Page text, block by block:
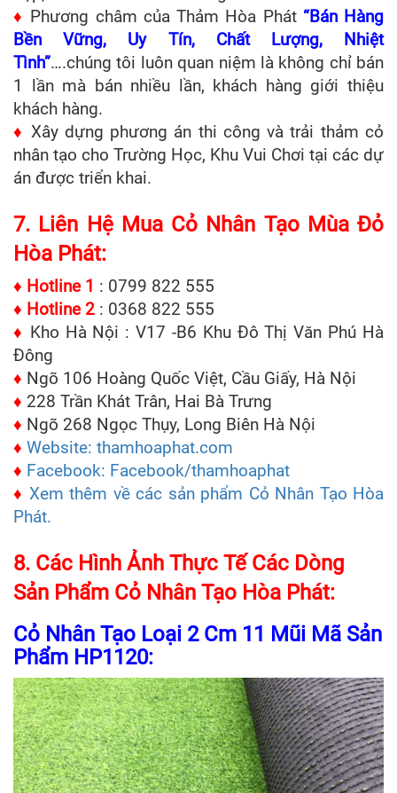
♦ Phương châm của Thảm Hòa Phát “Bán Hàng
Bền Vững, Uy Tín, Chất Lượng, Nhiệt
Tình”….chúng tôi luôn quan niệm là không chỉ bán
1 lần mà bán nhiều lần, khách hàng giới thiệu
khách hàng.
♦ Xây dựng phương án thi công và trải thảm cỏ
nhân tạo cho Trường Học, Khu Vui Chơi tại các dự
án được triển khai.
7. Liên Hệ Mua Cỏ Nhân Tạo Mùa Đỏ
Hòa Phát:
♦ Hotline 1 : 0799 822 555
♦ Hotline 2 : 0368 822 555
♦ Kho Hà Nội : V17 -B6 Khu Đô Thị Văn Phú Hà
Đông
♦ Ngõ 106 Hoàng Quốc Việt, Cầu Giấy, Hà Nội
♦ 228 Trần Khát Trân, Hai Bà Trưng
♦ Ngõ 268 Ngọc Thụy, Long Biên Hà Nội
♦ Website: thamhoaphat.com
♦ Facebook: Facebook/thamhoaphat
♦ Xem thêm về các sản phẩm Cỏ Nhân Tạo Hòa
Phát.
8. Các Hình Ảnh Thực Tế Các Dòng
Sản Phẩm Cỏ Nhân Tạo Hòa Phát:
Cỏ Nhân Tạo Loại 2 Cm 11 Mũi Mã Sản
Phẩm HP1120: